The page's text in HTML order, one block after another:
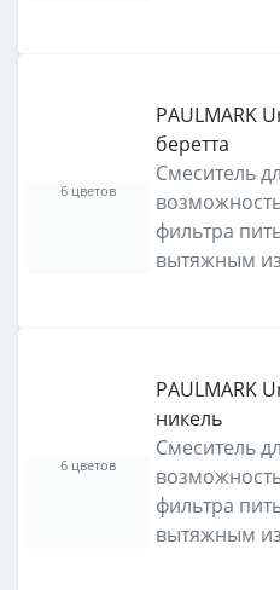
PAULMARK
беретта
Смеситель
фильтра
вытяжным
6 цветов
PAULMARK
никель
Смеситель
фильтра
вытяжным
6 цветов